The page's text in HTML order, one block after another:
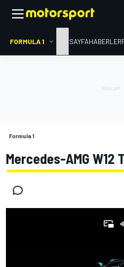
FORMULA 1 ANA SAYFAHABERLER
Formula 1
Mercedes-AMG W12